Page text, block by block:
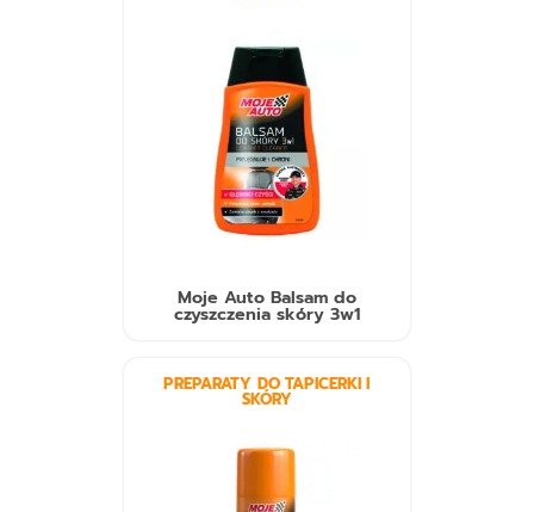
Moje Auto Balsam do
czyszczenia skóry 3w1
PREPARATY DO TAPICERKI I
SKÓRY